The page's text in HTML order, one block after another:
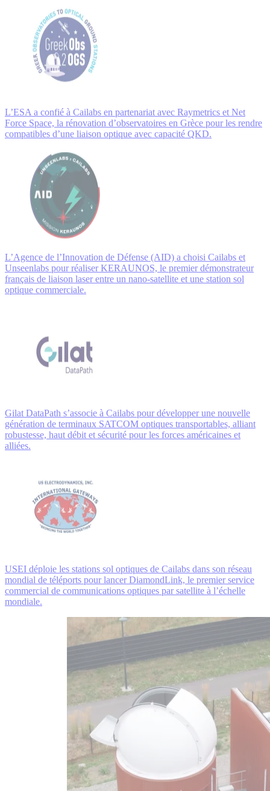
L’ESA a confié à Cailabs en partenariat avec Raymetrics et Net
Force Space, la rénovation d’observatoires en Grèce pour les rendre
compatibles d’une liaison optique avec capacité QKD.
L’Agence de l’Innovation de Défense (AID) a choisi Cailabs et
Unseenlabs pour réaliser KERAUNOS, le premier démonstrateur
français de liaison laser entre un nano-satellite et une station sol
optique commerciale.
Gilat DataPath s’associe à Cailabs pour développer une nouvelle
génération de terminaux SATCOM optiques transportables, alliant
robustesse, haut débit et sécurité pour les forces américaines et
alliées.
USEI déploie les stations sol optiques de Cailabs dans son réseau
mondial de téléports pour lancer DiamondLink, le premier service
commercial de communications optiques par satellite à l’échelle
mondiale.